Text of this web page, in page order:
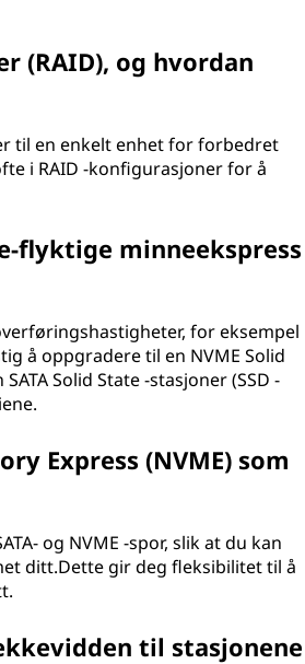
(RAID), og hvordan
til en enkelt enhet for forbedret
i RAID -konfigurasjoner for å
flyktige minneekspress
for eksempel
å oppgradere til en NVME Solid
Solid State -stasjoner (SSD -
Express (NVME) som
og NVME -spor, slik at du kan
ditt.Dette gir deg fleksibilitet til å
til stasjonene